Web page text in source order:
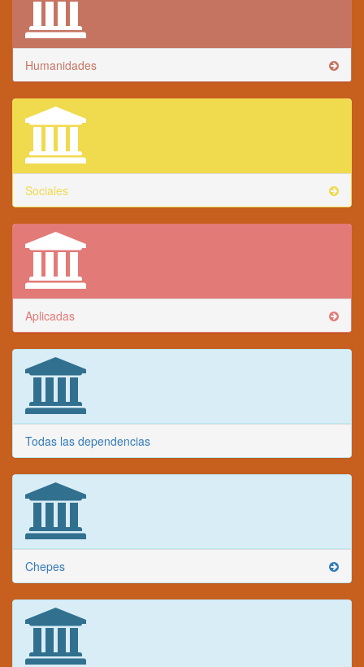
Humanidades
Sociales
Aplicadas
Todas las dependencias
Chepes